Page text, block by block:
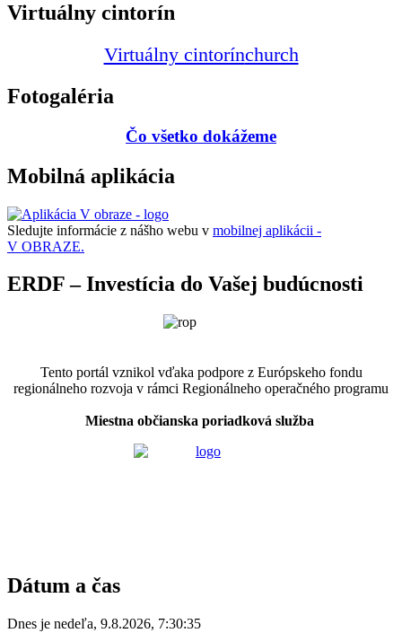
Virtuálny cintorín
Virtuálny cintorínchurch
Fotogaléria
Čo všetko dokážeme
Mobilná aplikácia
Sledujte informácie z nášho webu v mobilnej aplikácii -
V OBRAZE.
ERDF – Investícia do Vašej budúcnosti
Tento portál vznikol vďaka podpore z Európskeho fondu
regionálneho rozvoja v rámci Regionálneho operačného programu
Miestna občianska poriadková služba
Dátum a čas
Dnes je nedeľa, 9.8.2026, 7:30:35